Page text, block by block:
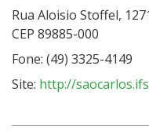
Rua Aloisio Stoffel,
CEP 89885-000
Fone: (49) 3325-4149
Site: http://